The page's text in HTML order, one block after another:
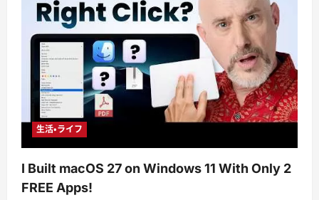
生活・ライフ
I Built macOS 27 on Windows 11 With Only 2
FREE Apps!